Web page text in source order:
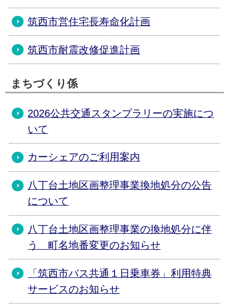
筑西市営住宅長寿命化計画
筑西市耐震改修促進計画
まちづくり係
2026公共交通スタンプラリーの実施につ
いて
カーシェアのご利用案内
八丁台土地区画整理事業換地処分の公告
について
八丁台土地区画整理事業の換地処分に伴
う 町名地番変更のお知らせ
「筑西市バス共通１日乗車券」利用特典
サービスのお知らせ